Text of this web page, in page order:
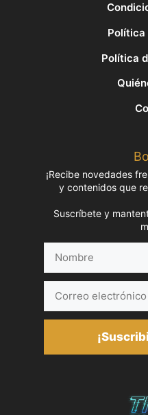
Política
Política
¡Recibe novedades
y contenidos que
Suscríbete y
electrónico